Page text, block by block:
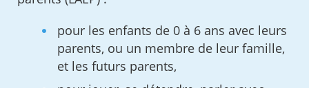
pour les enfants de 0 à 6 ans avec leurs
parents, ou un membre de leur famille,
et les futurs parents,